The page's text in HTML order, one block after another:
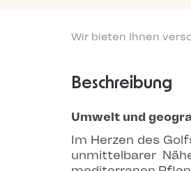
Wir bieten Ihnen
Beschreibung
Umwelt und
Im Herzen des
unmittelbarer